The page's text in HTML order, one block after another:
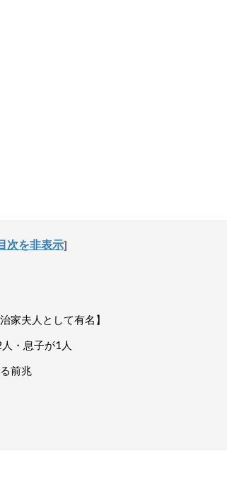
次を非表示]
夫人として有名】
・息子が1人
前兆